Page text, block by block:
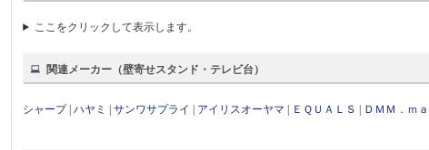
ここをクリックして表示します。
関連メーカー（壁寄せスタンド・テレビ台）
シャープ|ハヤミ |サンワサプライ アイリスオーヤマ ＥＱＵＡＬＳ ＤＭＭ．ｍ